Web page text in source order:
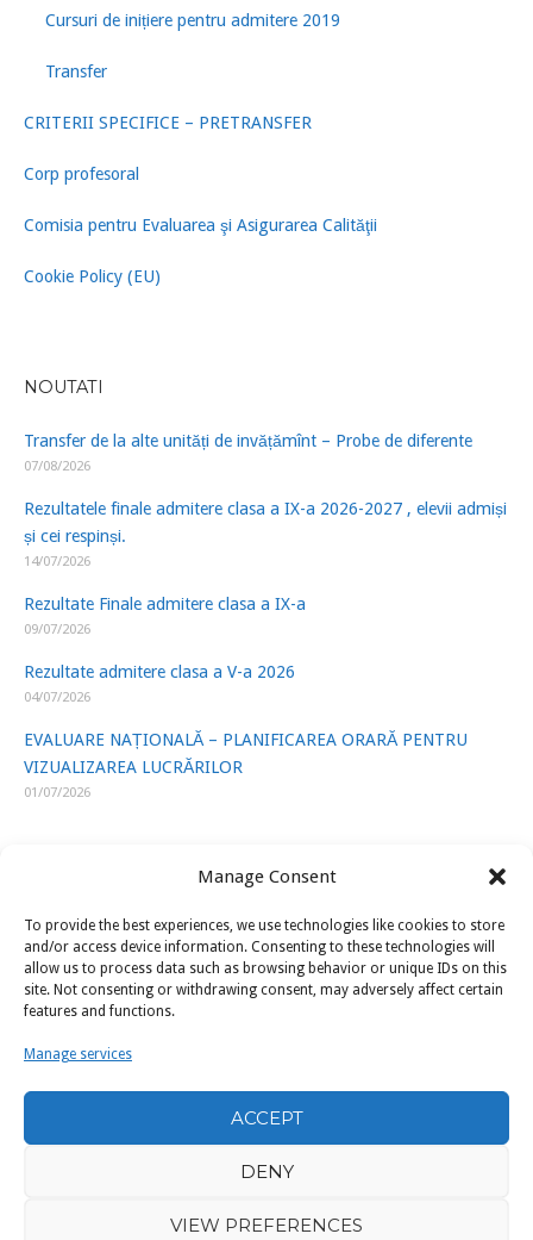
Manage Consent
To provide the best experiences, we use technologies like cookies to store
and/or access device information. Consenting to these technologies will
allow us to process data such as browsing behavior or unique IDs on this
site. Not consenting or withdrawing consent, may adversely affect certain
features and functions.
Manage services
ACCEPT
DENY
VIEW PREFERENCES
Cursuri de inițiere pentru admitere 2019
Transfer
CRITERII SPECIFICE – PRETRANSFER
Corp profesoral
Comisia pentru Evaluarea şi Asigurarea Calităţii
Cookie Policy (EU)
NOUTATI
Transfer de la alte unități de invățămînt – Probe de diferente
07/08/2026
Rezultatele finale admitere clasa a IX-a 2026-2027 , elevii admiși
și cei respinși.
14/07/2026
Rezultate Finale admitere clasa a IX-a
09/07/2026
Rezultate admitere clasa a V-a 2026
04/07/2026
EVALUARE NAȚIONALĂ – PLANIFICAREA ORARĂ PENTRU
VIZUALIZAREA LUCRĂRILOR
01/07/2026
LINK-URI UTILE
ISJ Prahova
Ministerul Educatiei
U.A.P.
Filarmonica „Paul Constantinescu” Ploiești